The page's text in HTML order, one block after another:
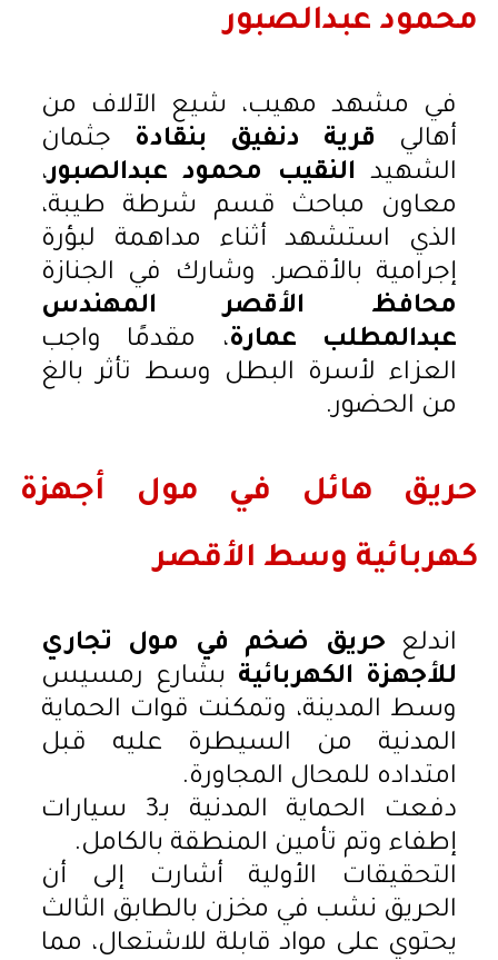
محمود عبدالصبور
في مشهد مهيب، شيع الآلاف من
أهالي قرية دنفيق بنقادة جثمان
الشهيد النقيب محمود عبدالصبور،
معاون مباحث قسم شرطة طيبة،
الذي استشهد أثناء مداهمة لبؤرة
إجرامية بالأقصر. وشارك في الجنازة
محافظ الأقصر المهندس
عبدالمطلب عمارة، مقدمًا واجب
العزاء لأسرة البطل وسط تأثر بالغ
من الحضور.
حريق هائل في مول أجهزة
كهربائية وسط الأقصر
اندلع حريق ضخم في مول تجاري
للأجهزة الكهربائية بشارع رمسيس
وسط المدينة، وتمكنت قوات الحماية
المدنية من السيطرة عليه قبل
امتداده للمحال المجاورة.
دفعت الحماية المدنية بـ3 سيارات
إطفاء وتم تأمين المنطقة بالكامل.
التحقيقات الأولية أشارت إلى أن
الحريق نشب في مخزن بالطابق الثالث
يحتوي على مواد قابلة للاشتعال، مما